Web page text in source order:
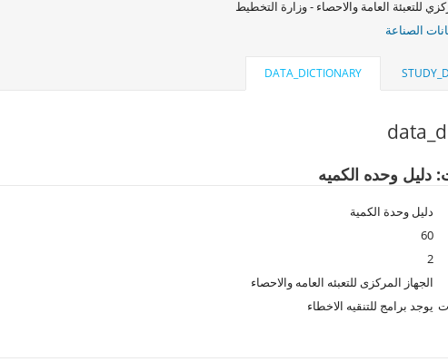
للتعبئة العامة والاحصاء - وزارة التخطيط
الصناعة
DATA_DICTIONARY
دليل وحده الكميه
دليل وحدة الكمية
60
2
الجهاز المركزى للتعبئه العامه والاحصاء
يوجد برامج للتنقيه الاخطاء